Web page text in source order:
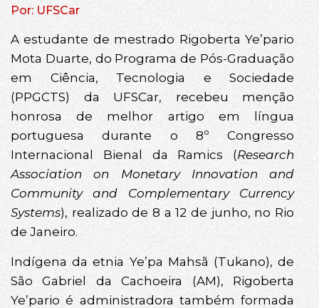
Por: UFSCar
A estudante de mestrado Rigoberta Ye’pario
Mota Duarte, do Programa de Pós-Graduação
em Ciência, Tecnologia e Sociedade
(PPGCTS) da UFSCar, recebeu menção
honrosa de melhor artigo em língua
portuguesa durante o 8º Congresso
Internacional Bienal da Ramics (Research
Association on Monetary Innovation and
Community and Complementary Currency
Systems), realizado de 8 a 12 de junho, no Rio
de Janeiro.
Indígena da etnia Ye’pa Mahsã (Tukano), de
São Gabriel da Cachoeira (AM), Rigoberta
Ye’pario é administradora também formada